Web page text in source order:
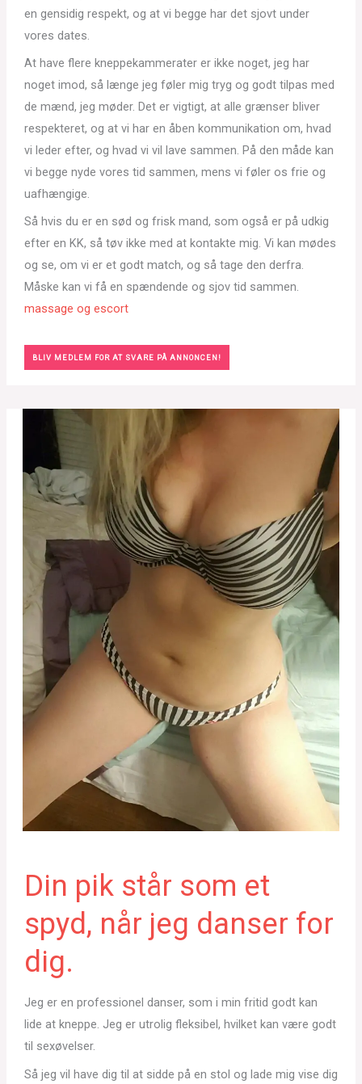
en gensidig respekt, og at vi begge har det sjovt under
vores dates.
At have flere kneppekammerater er ikke noget, jeg har
noget imod, så længe jeg føler mig tryg og godt tilpas med
de mænd, jeg møder. Det er vigtigt, at alle grænser bliver
respekteret, og at vi har en åben kommunikation om, hvad
vi leder efter, og hvad vi vil lave sammen. På den måde kan
vi begge nyde vores tid sammen, mens vi føler os frie og
uafhængige.
Så hvis du er en sød og frisk mand, som også er på udkig
efter en KK, så tøv ikke med at kontakte mig. Vi kan mødes
og se, om vi er et godt match, og så tage den derfra.
Måske kan vi få en spændende og sjov tid sammen.
massage og escort
BLIV MEDLEM FOR AT SVARE PÅ ANNONCEN!
Din pik står som et
spyd, når jeg danser for
dig.
Jeg er en professionel danser, som i min fritid godt kan
lide at kneppe. Jeg er utrolig fleksibel, hvilket kan være godt
til sexøvelser.
Så jeg vil have dig til at sidde på en stol og lade mig vise dig